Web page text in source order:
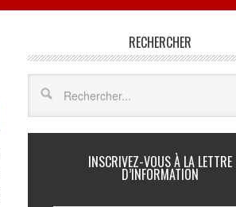
RECHERCHER
INSCRIVEZ-VOUS À LA LETTRE
D’INFORMATION